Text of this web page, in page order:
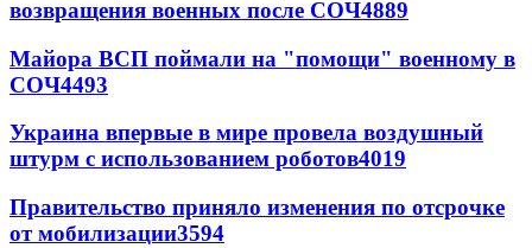
возвращения военных после СОЧ4889
Майора ВСП поймали на "помощи" военному в
СОЧ4493
Украина впервые в мире провела воздушный
штурм с использованием роботов4019
Правительство приняло изменения по отсрочке
от мобилизации3594